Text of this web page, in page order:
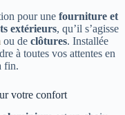
pour une fourniture et
extérieurs, qu’il s’agisse
ou de clôtures. Installée
à toutes vos attentes en
fin.
votre confort